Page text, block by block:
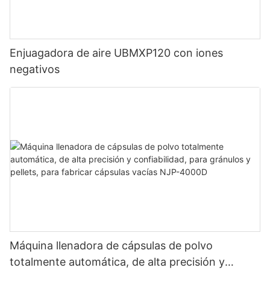
Enjuagadora de aire UBMXP120 con iones
negativos
Máquina llenadora de cápsulas de polvo
totalmente automática, de alta precisión y